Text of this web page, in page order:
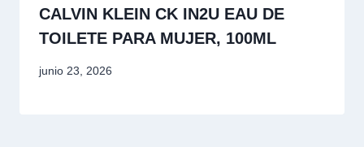
CALVIN KLEIN CK IN2U EAU DE
TOILETE PARA MUJER, 100ML
junio 23, 2026